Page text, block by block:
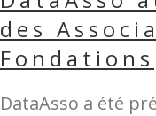
des
Fondations
DataAsso a été